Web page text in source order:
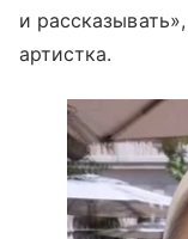
и
артистка.